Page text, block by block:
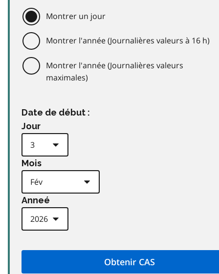
Montrer un jour
Montrer l'année (Journalières valeurs à 16 h)
Montrer l'année (Journalières valeurs
maximales)
Date de début :
Jour
Mois
Anneé